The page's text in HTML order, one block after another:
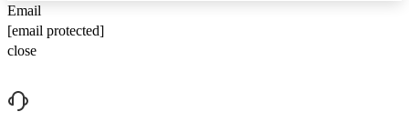
Email
[email protected]
close